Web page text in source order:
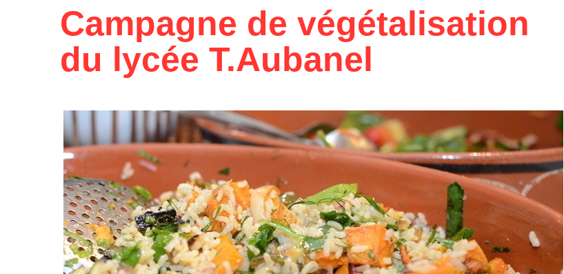
Campagne de végétalisation
du lycée T.Aubanel